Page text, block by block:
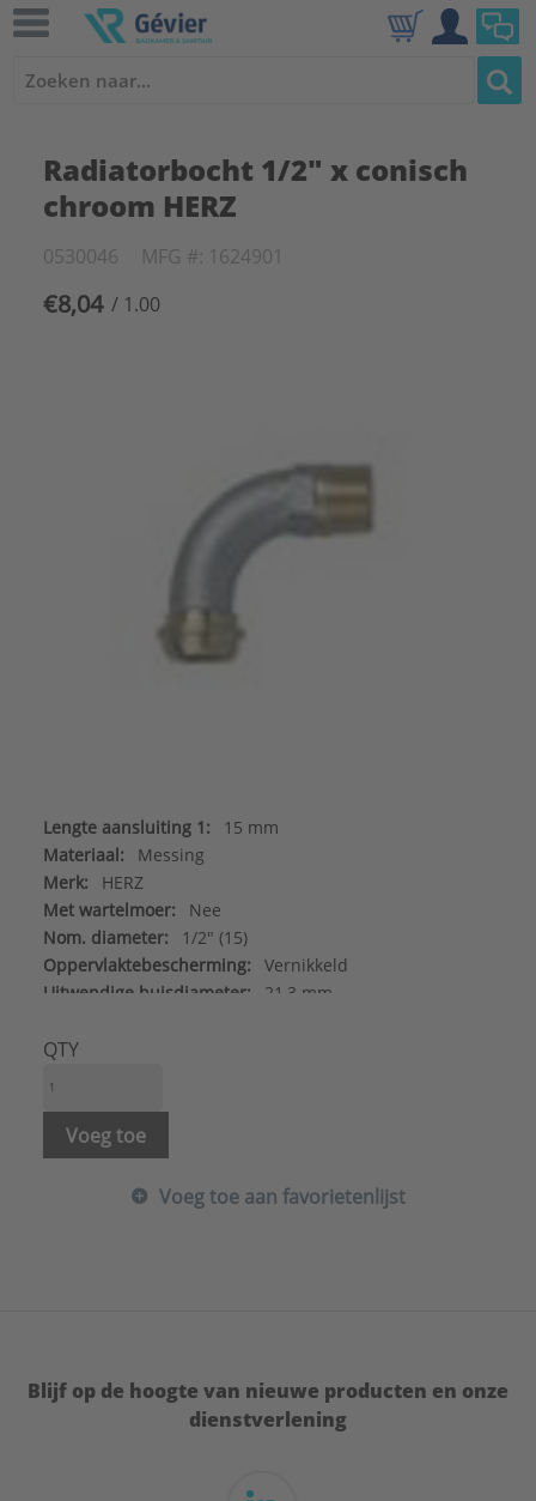
Radiatorbocht 1/2" x conisch
chroom HERZ
0530046 MFG #: 1624901
€8,04 / 1.00
Lengte aansluiting 1:
15 mm
Materiaal:
Messing
Merk:
HERZ
Met wartelmoer:
Nee
Nom. diameter:
1/2" (15)
Oppervlaktebescherming:
Vernikkeld
Uitwendige buisdiameter:
21,3 mm
Serie:
QTY
Voeg toe
Voeg toe aan favorietenlijst
Blijf op de hoogte van nieuwe producten en onze
dienstverlening